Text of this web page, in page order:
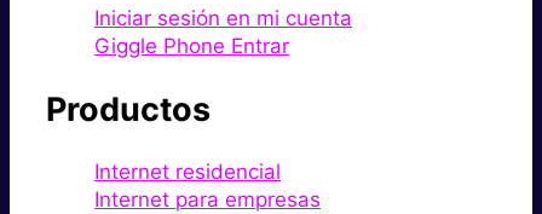
Iniciar sesión en mi cuenta
Giggle Phone Entrar
Productos
Internet residencial
Internet para empresas